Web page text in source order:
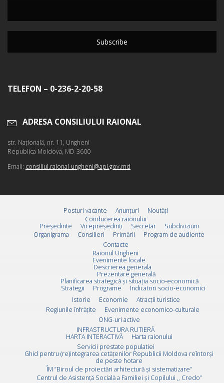
TELEFON – 0-236-2-20-58
ADRESA CONSILIULUI RAIONAL
str. Naţională, nr. 11, Ungheni
Republica Moldova, MD-3600
Email: consiliul.raional-ungheni@apl.gov.md
Posturi vacante Anunțuri
Noutăți
Conducerea raionului
Preşedinte
Vicepreşedinţi Secretar
Subdiviziuni
Organigrama
Consilieri Primării
Program de audiente
Contacte
Raionul Ungheni
Evenimente locale
Descrierea generala
Prezentare generală
Planificarea strategică și situația socio-economică
Strategii
Programe
Indicatori socio-economici
Istorie
Economie
Atracții turistice
Regiunile înfrățite
Evenimente economico-culturale
ONG-uri active
INFRASTRUCTURA RUTIERĂ
HARTA INTERACTIVĂ
Harta raionului
Servicii prestate populatiei
Ghid pentru (re)integrarea cetățenilor Republicii Moldova reîntorși
de peste hotare
ÎM ”Biroul de proiectări arhitectură și sistematizare”
Centrul de Asistență Socială a Familiei și Copilului ,, Credo”